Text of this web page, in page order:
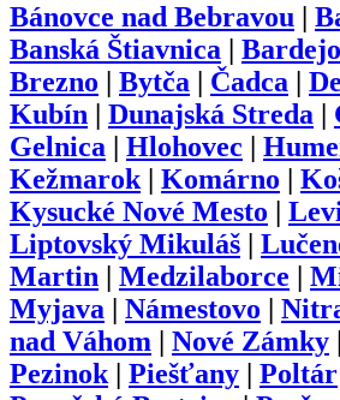
Bánovce nad Bebravou
Banská Štiavnica
Brezno
Bytča Čadca
Kubín
Dunajská Streda
Gelnica
Hlohovec
Kežmarok| Komárno
Kysucké Nové Mesto
Liptovský Mikuláš
Martin
Medzilaborce
Myjava
Námestovo
nad Váhom
Nové Zámky
Pezinok| Piešťany Poltár